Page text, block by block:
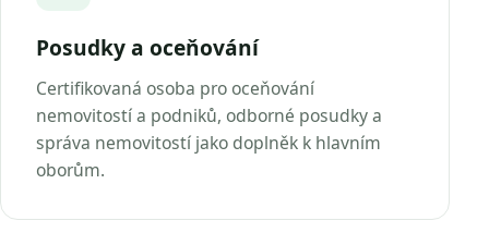
Posudky a oceňování
Certifikovaná osoba pro oceňování
nemovitostí a podniků, odborné posudky a
správa nemovitostí jako doplněk k hlavním
oborům.